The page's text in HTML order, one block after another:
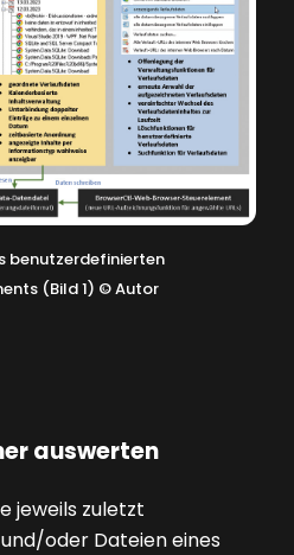
benutzerdefinierten
(Bild 1) ©Autor
auswerten
jeweils zuletzt
oder Dateien eines